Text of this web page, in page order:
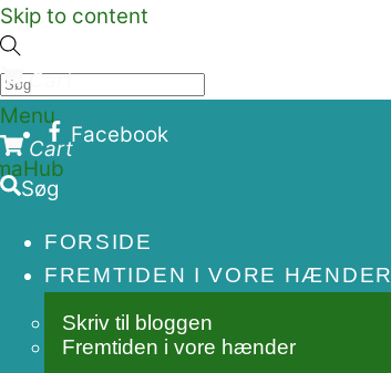
Skip to content
Menu
Cart
Cart
Facebook
Søg
FORSIDE
FREMTIDEN I VORE HÆNDER
Skriv til bloggen
Fremtiden i vore hænder